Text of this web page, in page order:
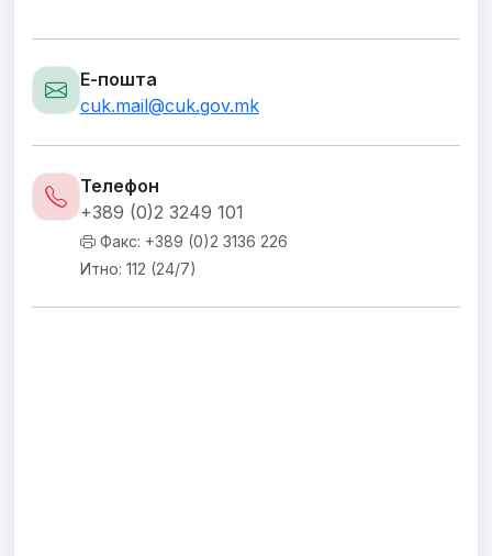
Е-пошта
cuk.mail@cuk.gov.mk
Телефон
+389 (0)2 3249 101
Факс: +389 (0)2 3136 226
Итно: 112 (24/7)